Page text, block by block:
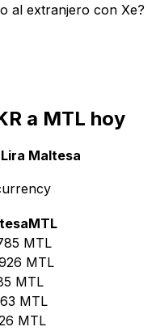
al extranjero con Xe?
a MTL hoy
Maltesa
MTL
MTL
MTL
MTL
MTL
MTL